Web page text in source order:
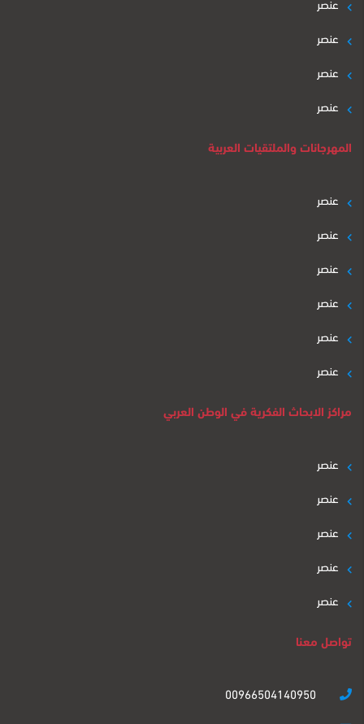
عنصر
عنصر
عنصر
المهرجانات والملتقيات العربية
عنصر
عنصر
عنصر
عنصر
عنصر
عنصر
مراكز الابحاث الفكرية في الوطن العربي
عنصر
عنصر
عنصر
عنصر
عنصر
تواصل معنا